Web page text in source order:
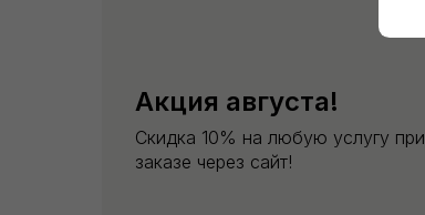
Акция августа!
Скидка 10% на любую услугу при
заказе через сайт!